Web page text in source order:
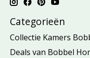
Categorieën
Collectie Kamers
Deals van Bobbel